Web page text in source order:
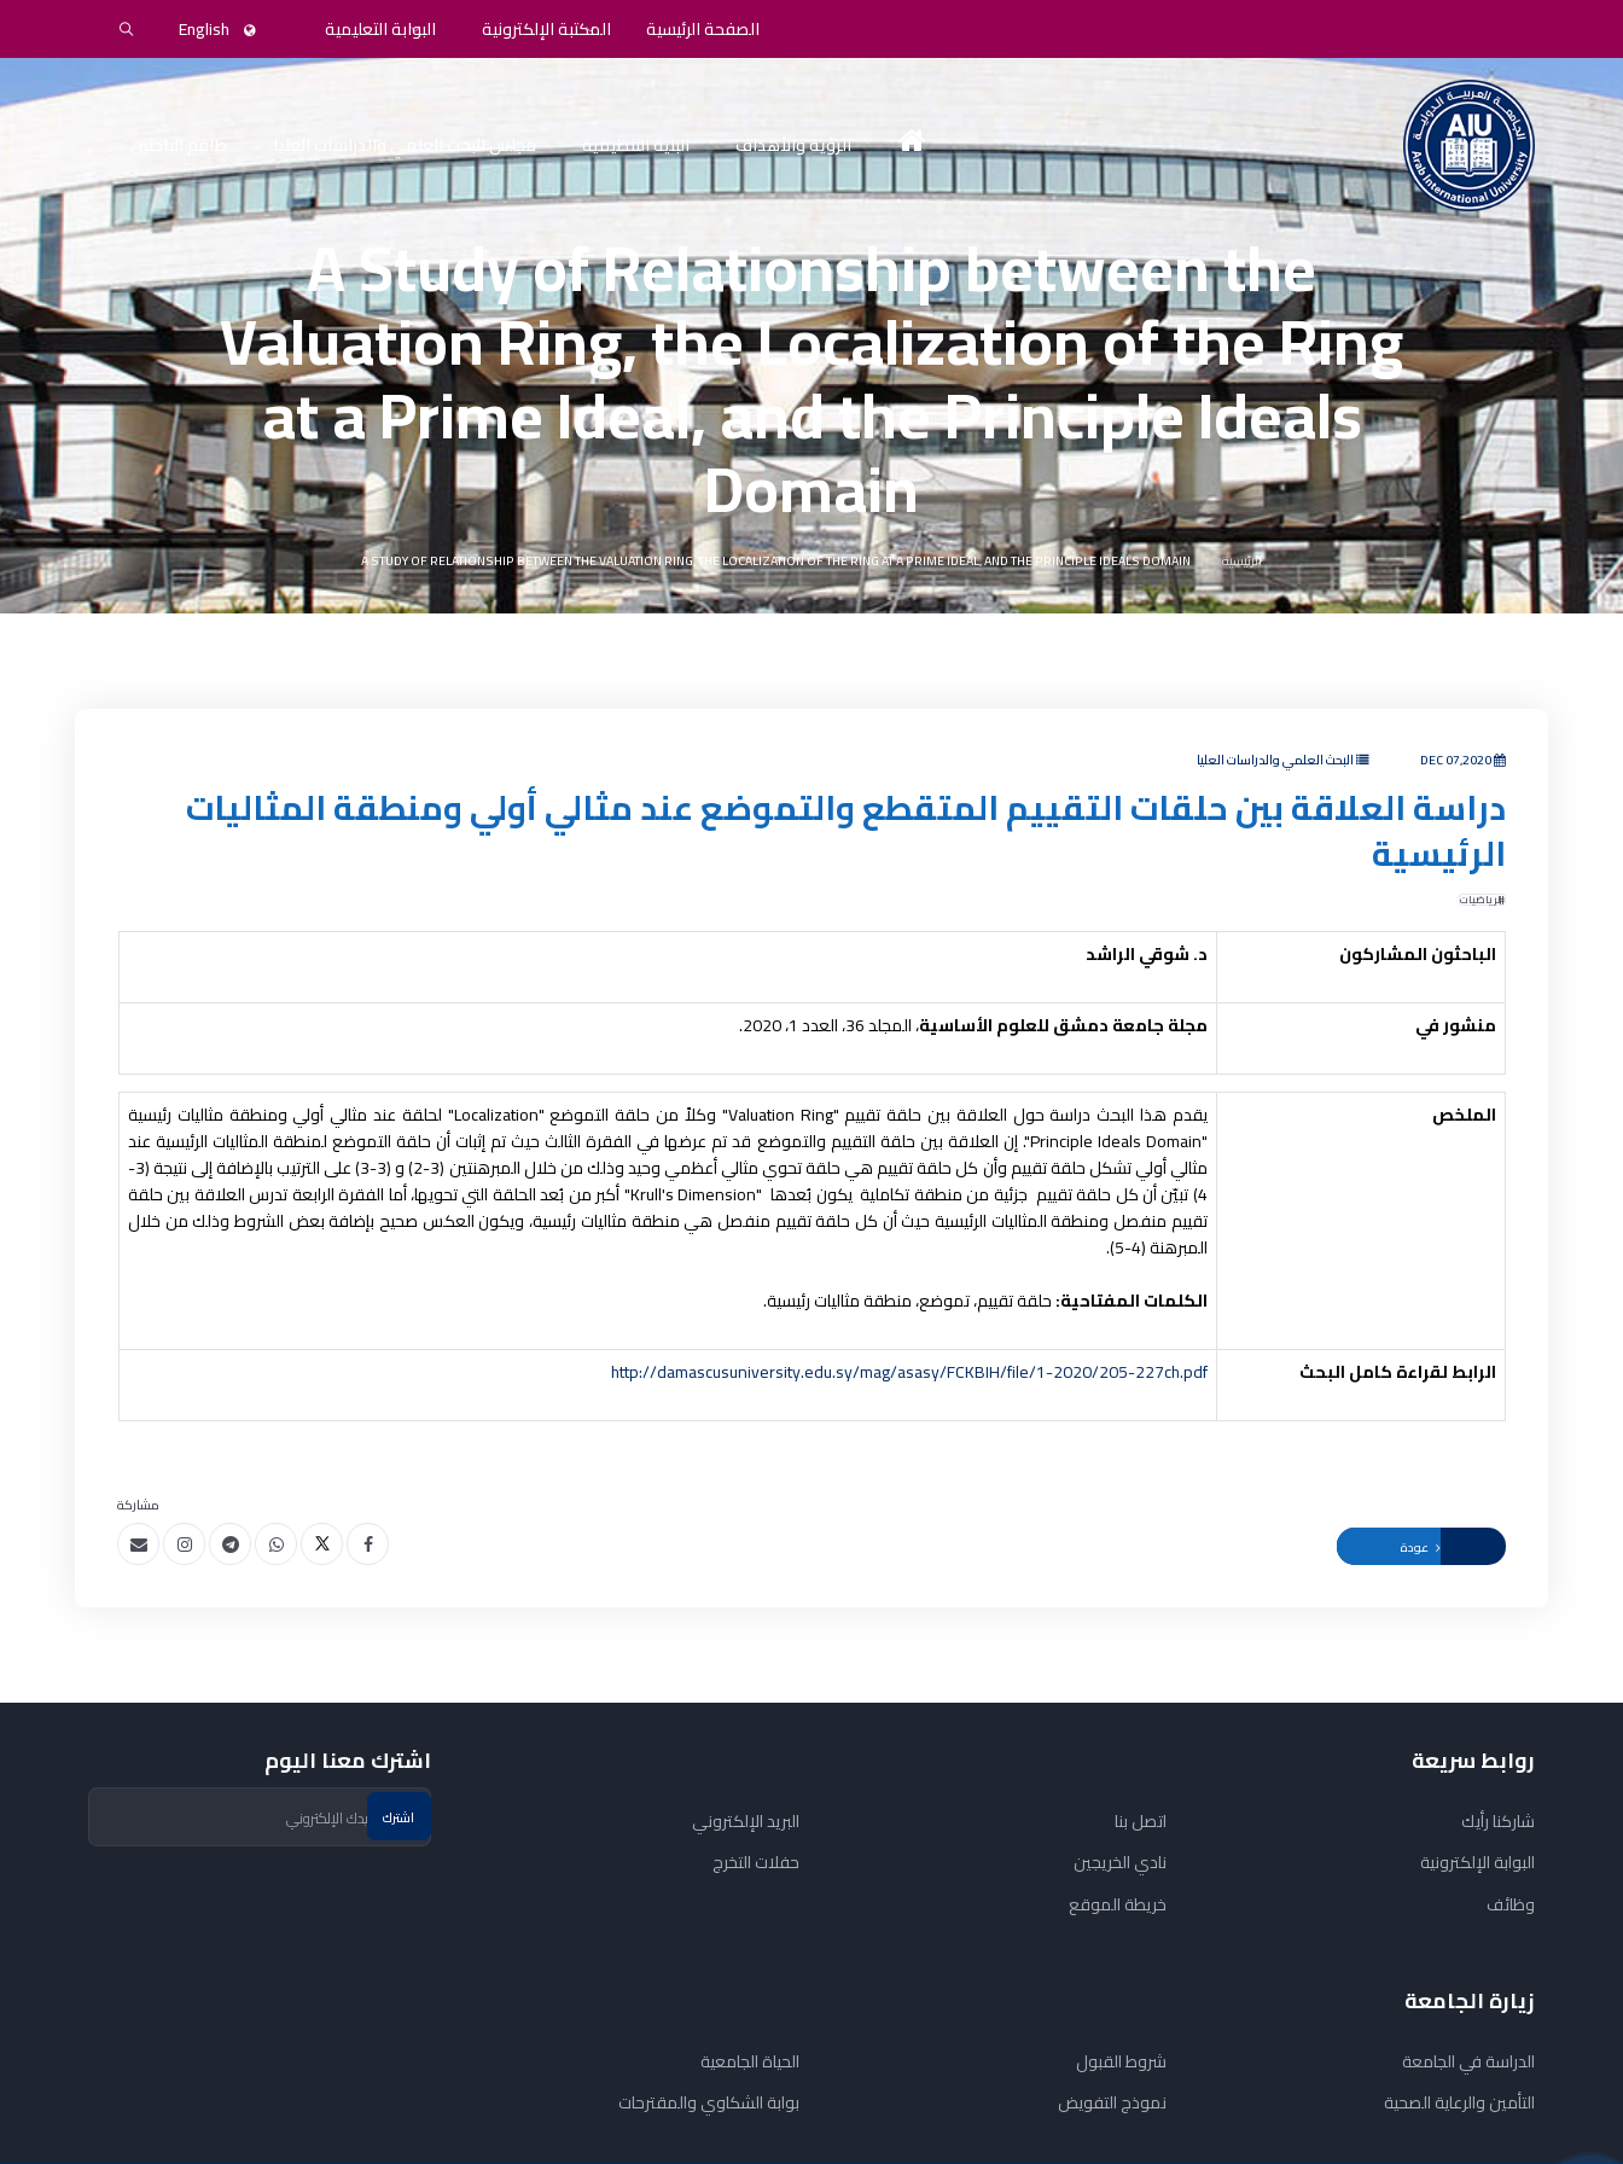
الصفحة الرئيسية المكتبة الإلكترونية البوابة التعليمية English
الرؤية والأهداف البنية التنظيمية مجلس البحث العلمي والدراسات العليا
A Study of Relationship between the
Valuation Ring, the Localization of the Ring
at a Prime Ideal, and the Principle Ideals
Domain
الرئيسية A STUDY OF RELATIONSHIP BETWEEN THE VALUATION RING, THE LOCALIZATION OF THE RING AT A PRIME IDEAL, AND THE PRINCIPLE IDEALS DOMAIN
DEC 07,2020 البحث العلمي والدراسات العليا
دراسة العلاقة بين حلقات التقييم المتقطع والتموضع عند مثالي أولي ومنطقة المثاليات
الرئيسية
الرياضيات
الباحثون المشاركون د. شوقي الراشد
منشور في مجلة جامعة دمشق للعلوم الأساسية، المجلد 36، العدد 1، 2020.
الملخص
يقدم هذا البحث دراسة حول العلاقة بين حلقة تقييم "Valuation Ring" وكلاً من حلقة التموضع "Localization" لحلقة عند مثالي أولي ومنطقة مثاليات رئيسية
"Principle Ideals Domain". إن العلاقة بين حلقة التقييم والتموضع قد تم عرضها في الفقرة الثالث حيث تم إثبات أن حلقة التموضع لمنطقة المثاليات الرئيسية عند
مثالي أولي تشكل حلقة تقييم وأن كل حلقة تقييم هي حلقة تحوي مثالي أعظمي وحيد وذلك من خلال المبرهنتين (3-2) و (3-3) على الترتيب بالإضافة إلى نتيجة (3-
4) تبيّن أن كل حلقة تقييم جزئية من منطقة تكاملية يكون بُعدها "Krull's Dimension" أكبر من بُعد الحلقة التي تحويها، أما الفقرة الرابعة تدرس العلاقة بين حلقة
تقييم منفصل ومنطقة المثاليات الرئيسية حيث أن كل حلقة تقييم منفصل هي منطقة مثاليات رئيسية، ويكون العكس صحيح بإضافة بعض الشروط وذلك من خلال
المبرهنة (4-5).
الكلمات المفتاحية:حلقة تقييم، تموضع، منطقة مثاليات رئيسية.
الرابط لقراءة كامل البحث http://damascusuniversity.edu.sy/mag/asasy/FCKBIH/file/1-2020/205-227ch.pdf
عودة
مشاركة
روابط سريعة
شاركنا رأيك
البوابة الإلكترونية
وظائف
اتصل بنا
نادي الخريجين
خريطة الموقع
البريد الإلكتروني
حفلات التخرج
زيارة الجامعة
الدراسة في الجامعة
التأمين والرعاية الصحية
شروط القبول
نموذج التفويض
الحياة الجامعية
بوابة الشكاوي والمقترحات
اشترك معنا اليوم